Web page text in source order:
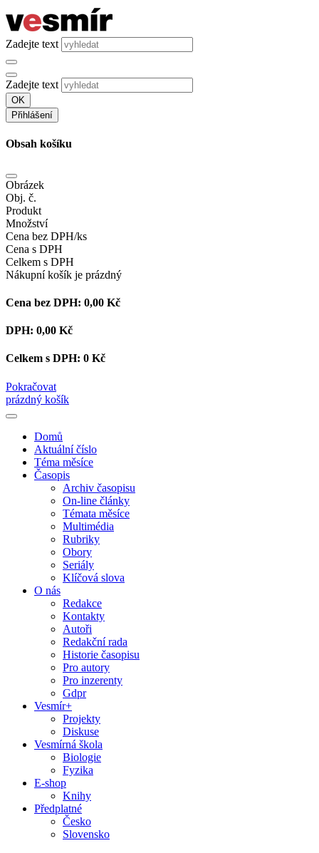
Zadejte text
Zadejte text
OK
Přihlášení
Obsah košíku
Obrázek
Obj. č.
Produkt
Množství
Cena bez DPH/ks
Cena s DPH
Celkem s DPH
Nákupní košík je prázdný
Cena bez DPH: 0,00 Kč
DPH: 0,00 Kč
Celkem s DPH: 0 Kč
Pokračovat
prázdný košík
Domů
Aktuální číslo
Téma měsíce
Časopis
Archiv časopisu
On-line články
Témata měsíce
Multimédia
Rubriky
Obory
Seriály
Klíčová slova
O nás
Redakce
Kontakty
Autoři
Redakční rada
Historie časopisu
Pro autory
Pro inzerenty
Gdpr
Vesmír+
Projekty
Diskuse
Vesmírná škola
Biologie
Fyzika
E-shop
Knihy
Předplatné
Česko
Slovensko